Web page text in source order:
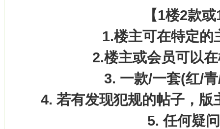
【1楼2款
1.楼主可在特定的
2.楼主或会员可以
3. 一款/一套(红/
4. 若有发现犯规的帖子，
5. 任何疑